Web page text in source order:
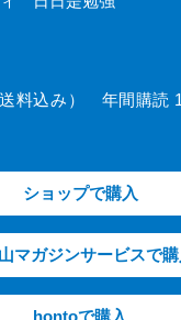
料込み） 年間購読
ショップで購入
マガジンサービスで購